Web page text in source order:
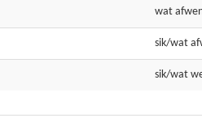
wat
sik/wat
sik/wat